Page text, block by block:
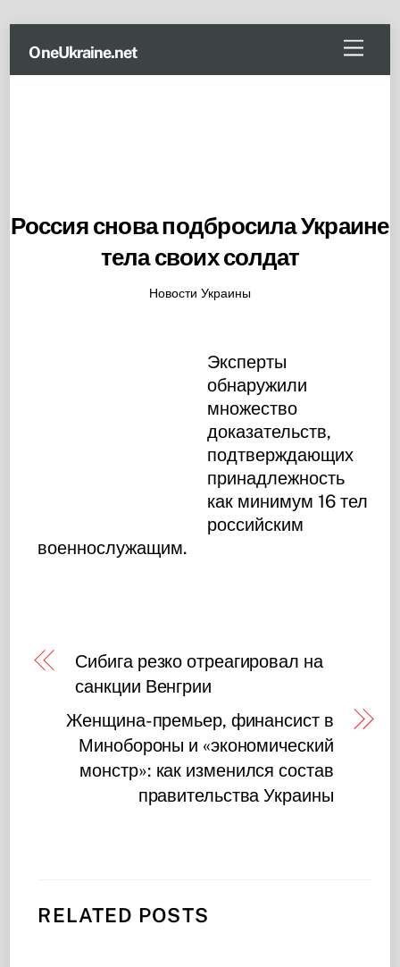
content
Menu
OneUkraine.net
Россия снова подбросила Украине
тела своих солдат
Новости Украины
Эксперты
обнаружили
множество
доказательств,
подтверждающих
принадлежность
как минимум 16 тел
российским
военнослужащим.
Сибига резко отреагировал на
санкции Венгрии
Женщина-премьер, финансист в
Минобороны и «экономический
монстр»: как изменился состав
правительства Украины
RELATED POSTS